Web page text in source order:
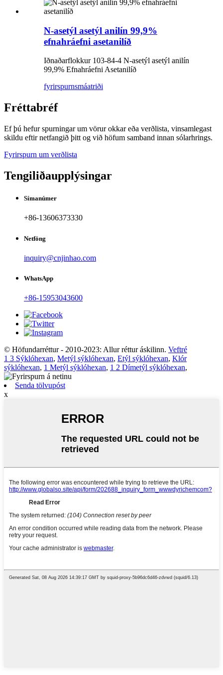
N-asetýl asetýl anilín 99,9%
efnahráefni asetanilíð
Iðnaðarflokkur 103-84-4 N-asetýl asetýl anilín
99,9% Efnahráefni Asetanilíð
fyrirspurnsmáatriði
Fréttabréf
Ef þú hefur spurningar um vörur okkar eða verðlista, vinsamlegast
skildu eftir netfangið þitt og við höfum samband innan sólarhrings.
Fyrirspurn um verðlista
Tengiliðaupplýsingar
Símanúmer
+86-13606373330
Netföng
inquiry@cnjinhao.com
WhatsApp
+86-15953043600
© Höfundarréttur - 2010-2023: Allur réttur áskilinn. Veftré
1 3 Sýklóhexan, Metýl sýklóhexan, Etýl sýklóhexan, Klór
sýklóhexan, 1 Metýl sýklóhexan, 1 2 Dímetýl sýklóhexan,
Senda tölvupóst
x